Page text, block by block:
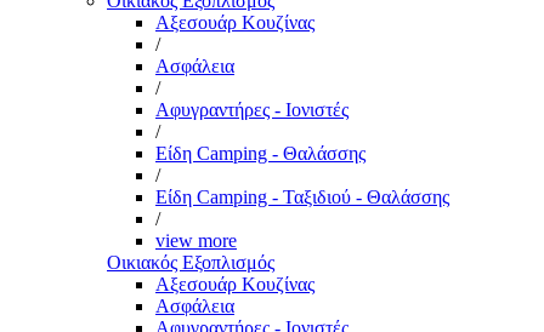
Αξεσουάρ Κουζίνας
/
Ασφάλεια
/
Αφυγραντήρες - Ιονιστές
/
Είδη Camping - Θαλάσσης
/
Είδη Camping - Ταξιδιού - Θαλάσσης
/
view more
Οικιακός Εξοπλισμός
Αξεσουάρ Κουζίνας
Ασφάλεια
Αφυγραντήρες - Ιονιστές